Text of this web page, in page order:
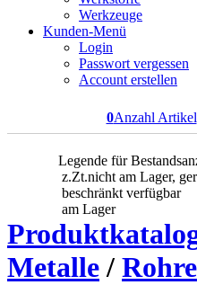
Werkzeuge
Kunden-Menü
Login
Passwort vergessen
Account erstellen
0Anzahl Artikel
Legende für
z.Zt.nicht am Lager,
beschränkt verfügbar
am Lager
Metalle/ Rohre